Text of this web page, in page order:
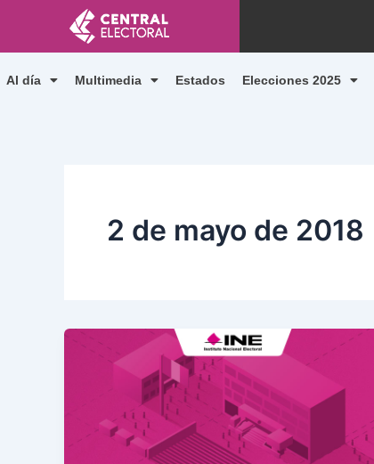
contenido
Al día Multimedia Estados Elecciones 2025
2 de mayo de 2018